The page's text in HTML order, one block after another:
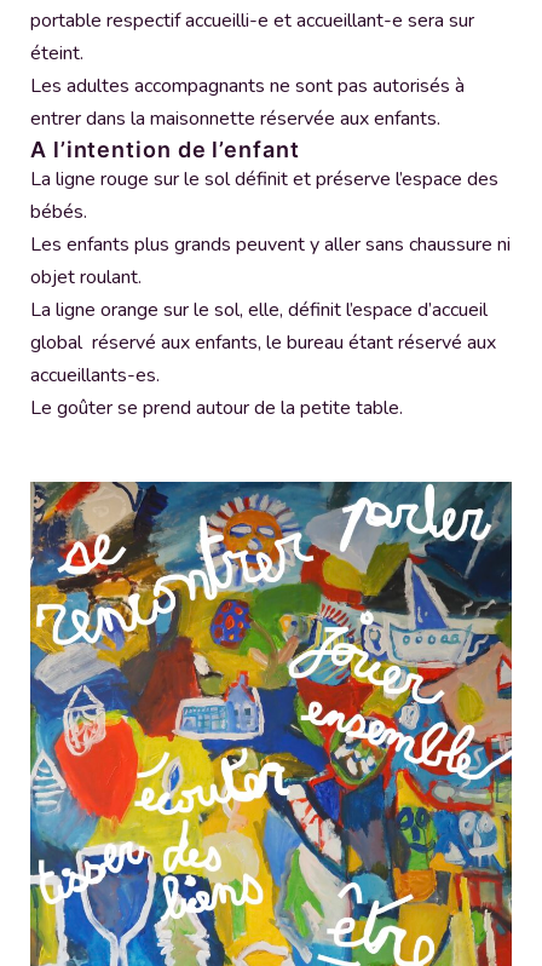
portable respectif accueilli-e et accueillant-e sera sur
éteint.
Les adultes accompagnants ne sont pas autorisés à
entrer dans la maisonnette réservée aux enfants.
A l’intention de l’enfant
La ligne rouge sur le sol définit et préserve l’espace des
bébés.
Les enfants plus grands peuvent y aller sans chaussure ni
objet roulant.
La ligne orange sur le sol, elle, définit l’espace d’accueil
global réservé aux enfants, le bureau étant réservé aux
accueillants-es.
Le goûter se prend autour de la petite table.